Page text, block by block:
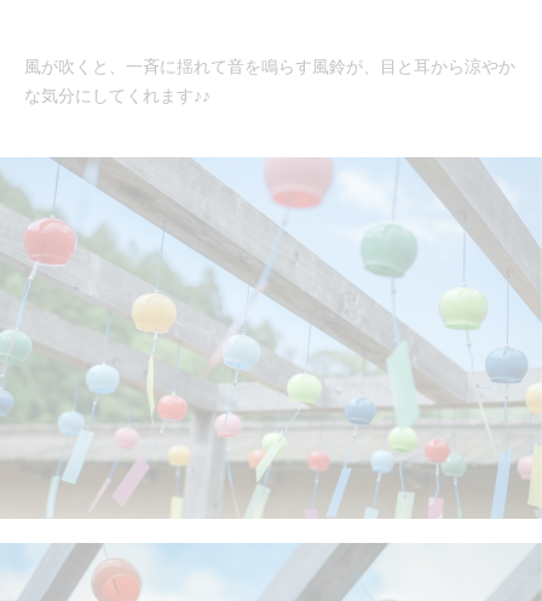
風が吹くと、一斉に揺れて音を鳴らす風鈴が、目と耳から涼やか
な気分にしてくれます♪♪